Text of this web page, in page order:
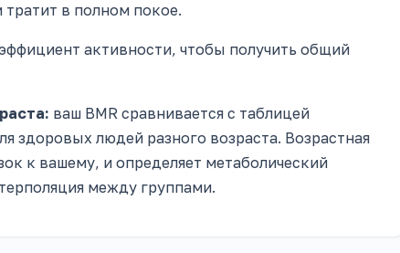
тратит в полном покое.
активности, чтобы получить общий
ваш BMR сравнивается с таблицей
здоровых людей разного возраста. Возрастная
к вашему, и определяет метаболический
между группами.